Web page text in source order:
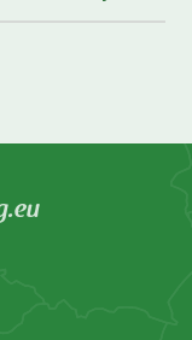
Warte
Mosel und
und Erholung.